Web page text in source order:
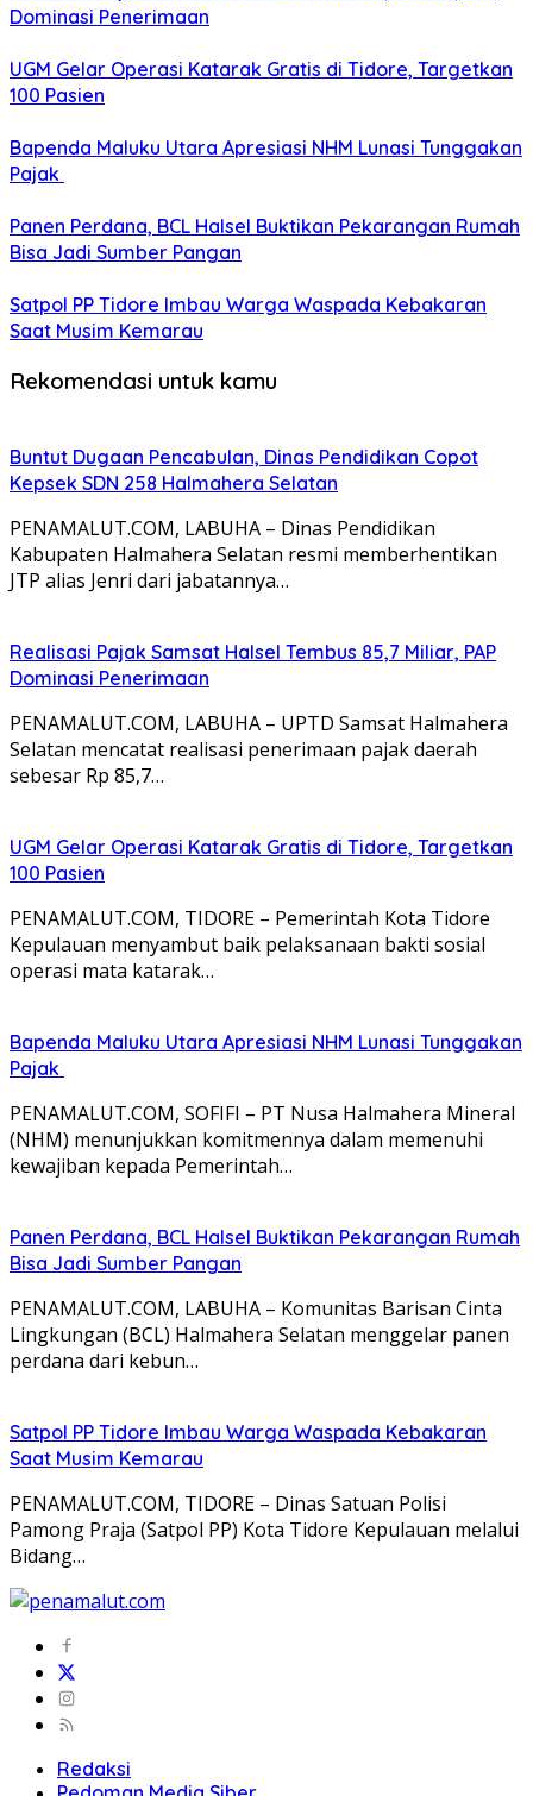
Dominasi Penerimaan
UGM Gelar Operasi Katarak Gratis di Tidore, Targetkan
100 Pasien
Bapenda Maluku Utara Apresiasi NHM Lunasi Tunggakan
Pajak
Panen Perdana, BCL Halsel Buktikan Pekarangan Rumah
Bisa Jadi Sumber Pangan
Satpol PP Tidore Imbau Warga Waspada Kebakaran
Saat Musim Kemarau
Rekomendasi untuk kamu
Buntut Dugaan Pencabulan, Dinas Pendidikan Copot
Kepsek SDN 258 Halmahera Selatan
PENAMALUT.COM, LABUHA – Dinas Pendidikan
Kabupaten Halmahera Selatan resmi memberhentikan
JTP alias Jenri dari jabatannya…
Realisasi Pajak Samsat Halsel Tembus 85,7 Miliar, PAP
Dominasi Penerimaan
PENAMALUT.COM, LABUHA – UPTD Samsat Halmahera
Selatan mencatat realisasi penerimaan pajak daerah
sebesar Rp 85,7…
UGM Gelar Operasi Katarak Gratis di Tidore, Targetkan
100 Pasien
PENAMALUT.COM, TIDORE – Pemerintah Kota Tidore
Kepulauan menyambut baik pelaksanaan bakti sosial
operasi mata katarak…
Bapenda Maluku Utara Apresiasi NHM Lunasi Tunggakan
Pajak
PENAMALUT.COM, SOFIFI – PT Nusa Halmahera Mineral
(NHM) menunjukkan komitmennya dalam memenuhi
kewajiban kepada Pemerintah…
Panen Perdana, BCL Halsel Buktikan Pekarangan Rumah
Bisa Jadi Sumber Pangan
PENAMALUT.COM, LABUHA – Komunitas Barisan Cinta
Lingkungan (BCL) Halmahera Selatan menggelar panen
perdana dari kebun…
Satpol PP Tidore Imbau Warga Waspada Kebakaran
Saat Musim Kemarau
PENAMALUT.COM, TIDORE – Dinas Satuan Polisi
Pamong Praja (Satpol PP) Kota Tidore Kepulauan melalui
Bidang…
Redaksi